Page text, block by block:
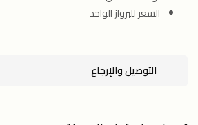
السعر للبرواز الواحد
التوصيل والإرجاع